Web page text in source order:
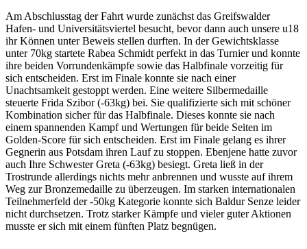
Am Abschlusstag der Fahrt wurde zunächst das Greifswalder
Hafen- und Universitätsviertel besucht, bevor dann auch unsere u18
ihr Können unter Beweis stellen durften. In der Gewichtsklasse
unter 70kg startete Rabea Schmidt perfekt in das Turnier und konnte
ihre beiden Vorrundenkämpfe sowie das Halbfinale vorzeitig für
sich entscheiden. Erst im Finale konnte sie nach einer
Unachtsamkeit gestoppt werden. Eine weitere Silbermedaille
steuerte Frida Szibor (-63kg) bei. Sie qualifizierte sich mit schöner
Kombination sicher für das Halbfinale. Dieses konnte sie nach
einem spannenden Kampf und Wertungen für beide Seiten im
Golden-Score für sich entscheiden. Erst im Finale gelang es ihrer
Gegnerin aus Potsdam ihren Lauf zu stoppen. Ebenjene hatte zuvor
auch Ihre Schwester Greta (-63kg) besiegt. Greta ließ in der
Trostrunde allerdings nichts mehr anbrennen und wusste auf ihrem
Weg zur Bronzemedaille zu überzeugen. Im starken internationalen
Teilnehmerfeld der -50kg Kategorie konnte sich Baldur Senze leider
nicht durchsetzen. Trotz starker Kämpfe und vieler guter Aktionen
musste er sich mit einem fünften Platz begnügen.